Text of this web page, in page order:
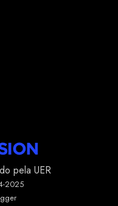
pela UER
2025